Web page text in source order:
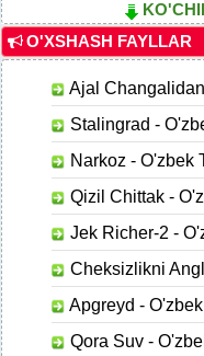
O'XSHASH FAYLLAR
Ajal
Stalingrad -
Narkoz - O'zbek
Qizil Chittak -
Jek Richer-2 -
Cheksizlikni
Apgreyd -
Qora Suv -